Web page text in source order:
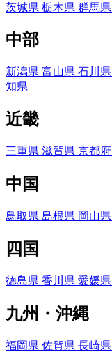
茨城県 栃木県 群馬県
中部
新潟県 富山県 石川県
知県
近畿
三重県 滋賀県 京都府
中国
鳥取県 島根県 岡山県
四国
徳島県 香川県 愛媛県
九州・沖縄
福岡県 佐賀県 長崎県